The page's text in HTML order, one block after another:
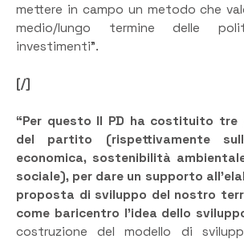
mettere in campo un metodo che
medio/lungo termine delle
investimenti”.
[/]
“Per questo Il PD ha costituito tre
del partito (rispettivamente
economica, sostenibilità
sociale), per dare un supporto
proposta di sviluppo del nostro
come baricentro l’idea dello
costruzione del modello di